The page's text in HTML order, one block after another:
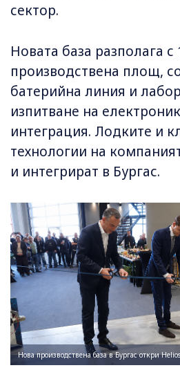
сектор.
Новата база разполага с
производствена площ,
батерийна линия и
изпитване на
интеграция. Лодките и
технологии на
и интегрират в Бургас.
Нова производствена база в Бургас откри